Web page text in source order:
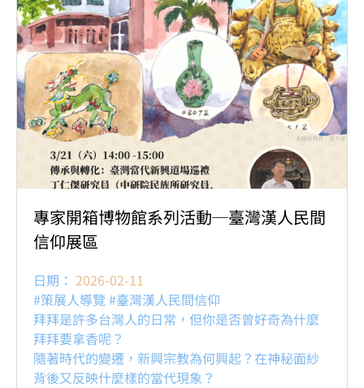
專家開箱博物館系列活動─臺灣漢人民間
信仰展區
日期： 2026-02-11
#策展人導覽 #臺灣漢人民間信仰
拜拜是許多台灣人的日常，但你是否曾好奇為什麼
拜拜要拿香呢？
隨著時代的變遷，新興宗教為何興起？在神秘面紗
背後又反映什麼樣的當代現象？